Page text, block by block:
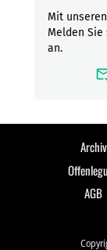
Mit
Melden
an.
Archiv
AGB